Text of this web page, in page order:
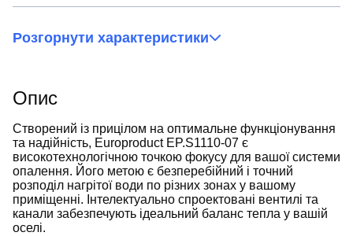
Розгорнути характеристики
Опис
Створений із прицілом на оптимальне функціонування
та надійність, Europroduct EP.S1110-07 є
високотехнологічною точкою фокусу для вашої системи
опалення. Його метою є безперебійний і точний
розподіл нагрітої води по різних зонах у вашому
приміщенні. Інтелектуально спроектовані вентилі та
канали забезпечують ідеальний баланс тепла у вашій
оселі.